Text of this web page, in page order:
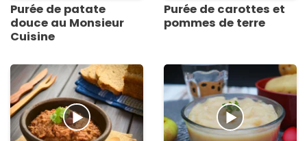
Purée de patate
douce au Monsieur
Cuisine
Purée de carottes et
pommes de terre